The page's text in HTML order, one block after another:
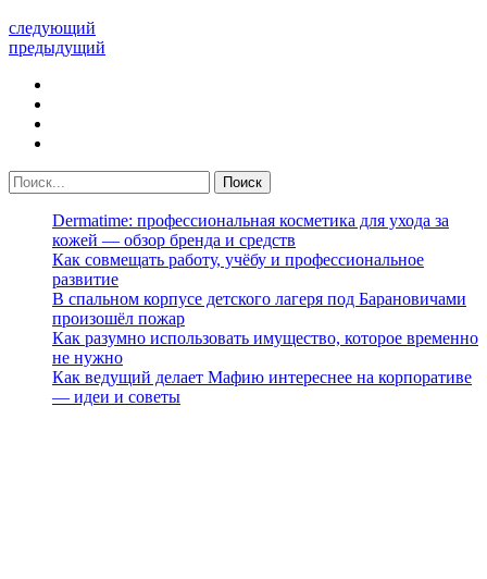
следующий
предыдущий
Dermatime: профессиональная косметика для ухода за
кожей — обзор бренда и средств
Как совмещать работу, учёбу и профессиональное
развитие
В спальном корпусе детского лагеря под Барановичами
произошёл пожар
Как разумно использовать имущество, которое временно
не нужно
Как ведущий делает Мафию интереснее на корпоративе
— идеи и советы